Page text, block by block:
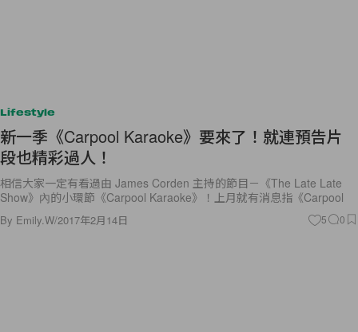
Lifestyle
新一季《Carpool Karaoke》要來了！就連預告片
段也精彩過人！
相信大家一定有看過由 James Corden 主持的節目－《The Late Late
Show》內的小環節《Carpool Karaoke》！上月就有消息指《Carpool
By Emily.W/2017年2月14日 5 0